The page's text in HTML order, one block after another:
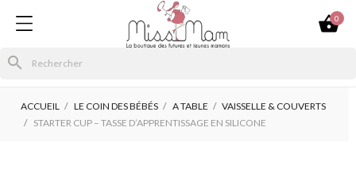

0
search
ACCUEIL LE COIN DES BÉBÉS A TABLE
VAISSELLE & COUVERTS
STARTER CUP – TASSE D’APPRENTISSAGE EN SILICONE